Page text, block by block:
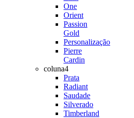
One
Orient
Passion
Gold
Personalização
Pierre
Cardin
coluna4
Prata
Radiant
Saudade
Silverado
Timberland